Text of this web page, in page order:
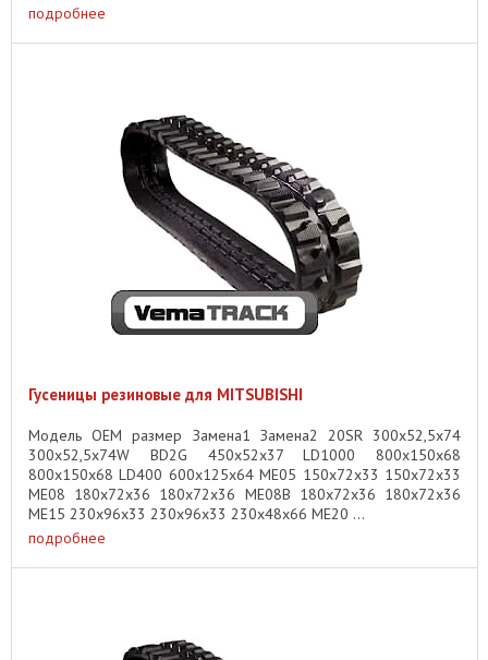
подробнее
Гусеницы резиновые для MITSUBISHI
Модель OEM размер Замена1 Замена2 20SR 300x52,5x74
300x52,5x74W BD2G 450x52x37 LD1000 800x150x68
800x150x68 LD400 600x125x64 ME05 150x72x33 150x72x33
ME08 180x72x36 180x72x36 ME08B 180x72x36 180x72x36
ME15 230x96x33 230x96x33 230x48x66 ME20 ...
подробнее